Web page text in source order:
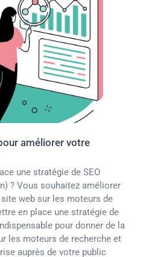
améliorer votre
une stratégie de SEO
? Vous souhaitez améliorer
web sur les moteurs de
en place une stratégie de
pour donner de la
les moteurs de recherche et
auprès de votre public